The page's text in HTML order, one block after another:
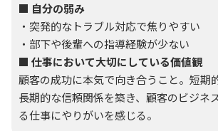
■ 自分の弱み
・突発的なトラブル対応で焦りやすい
・部下や後輩への指導経験が少ない
■ 仕事において大切にしている価値観
顧客の成功に本気で向き合うこと。短期
長期的な信頼関係を築き、顧客のビジネ
る仕事にやりがいを感じる。